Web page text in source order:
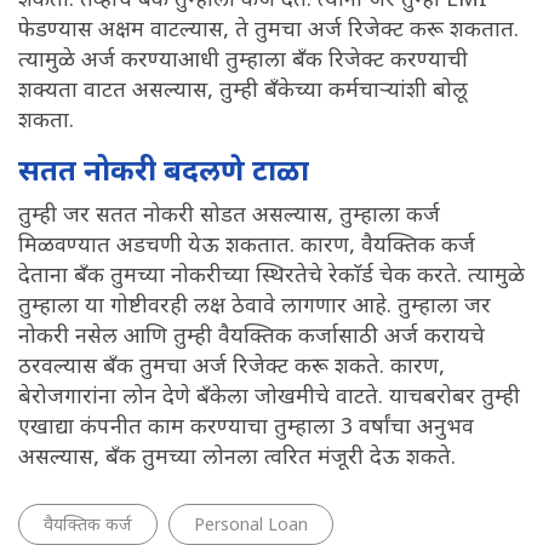
फेडण्यास अक्षम वाटल्यास, ते तुमचा अर्ज रिजेक्ट करू शकतात.
त्यामुळे अर्ज करण्याआधी तुम्हाला बँक रिजेक्ट करण्याची
शक्यता वाटत असल्यास, तुम्ही बँकेच्या कर्मचाऱ्यांशी बोलू
शकता.
सतत नोकरी बदलणे टाळा
तुम्ही जर सतत नोकरी सोडत असल्यास, तुम्हाला कर्ज
मिळवण्यात अडचणी येऊ शकतात. कारण, वैयक्तिक कर्ज
देताना बँक तुमच्या नोकरीच्या स्थिरतेचे रेकाॅर्ड चेक करते. त्यामुळे
तुम्हाला या गोष्टीवरही लक्ष ठेवावे लागणार आहे. तुम्हाला जर
नोकरी नसेल आणि तुम्ही वैयक्तिक कर्जासाठी अर्ज करायचे
ठरवल्यास बँक तुमचा अर्ज रिजेक्ट करू शकते. कारण,
बेरोजगारांना लोन देणे बँकेला जोखमीचे वाटते. याचबरोबर तुम्ही
एखाद्या कंपनीत काम करण्याचा तुम्हाला 3 वर्षांचा अनुभव
असल्यास, बँक तुमच्या लोनला त्वरित मंजूरी देऊ शकते.
वैयक्तिक कर्ज Personal Loan